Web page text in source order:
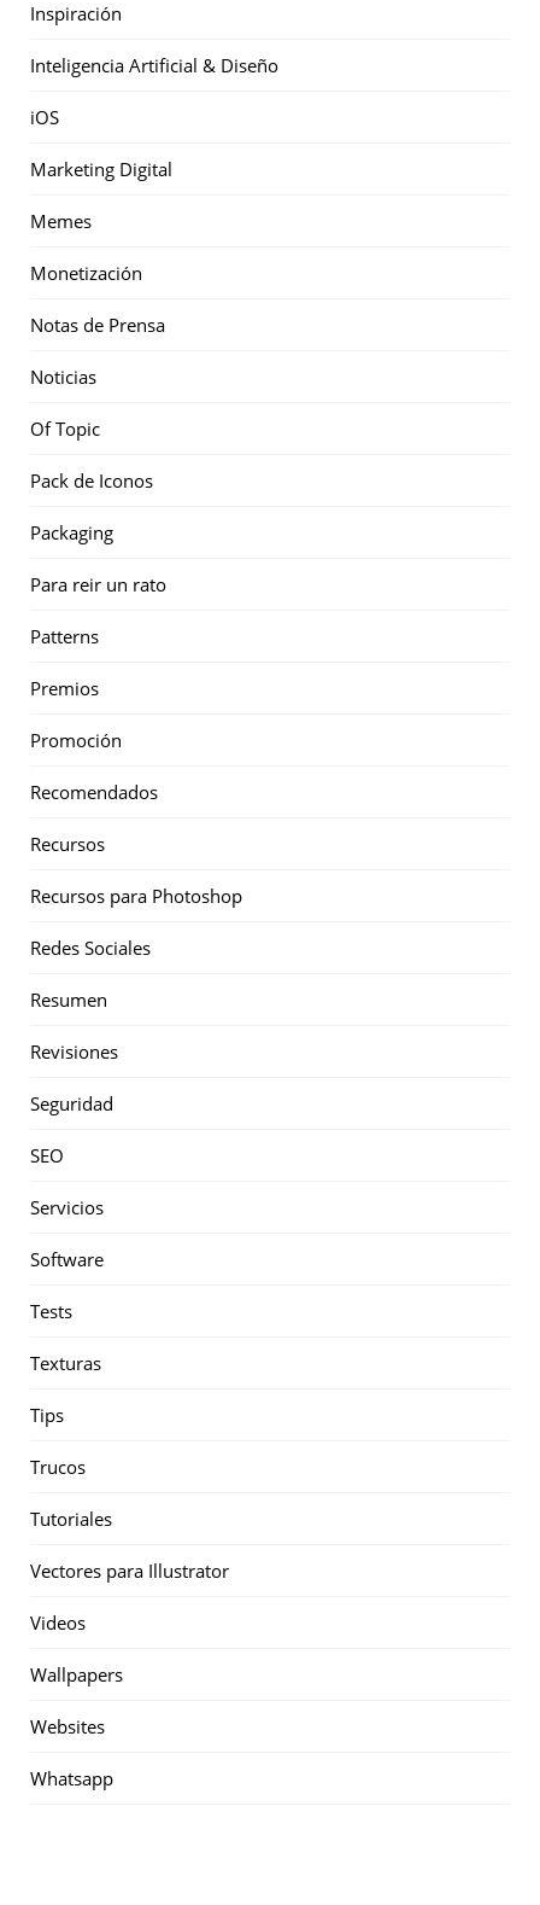
Inspiración
Inteligencia Artificial & Diseño
iOS
Marketing Digital
Memes
Monetización
Notas de Prensa
Noticias
Of Topic
Pack de Iconos
Packaging
Para reir un rato
Patterns
Premios
Promoción
Recomendados
Recursos
Recursos para Photoshop
Redes Sociales
Resumen
Revisiones
Seguridad
SEO
Servicios
Software
Tests
Texturas
Tips
Trucos
Tutoriales
Vectores para Illustrator
Videos
Wallpapers
Websites
Whatsapp